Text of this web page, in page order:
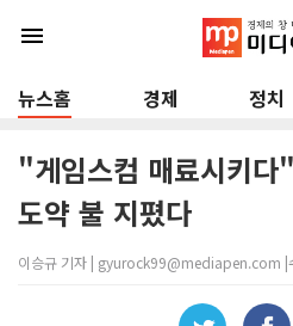
menu
뉴스홈 경제 정치
"게임스컴 매료시키
도약 불 지폈다
이승규 기자 | gyurock99@mediapen.com |